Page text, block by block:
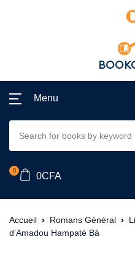
Menu
0
0CFA
Accueil Romans Général
d’Amadou Hampaté Bâ